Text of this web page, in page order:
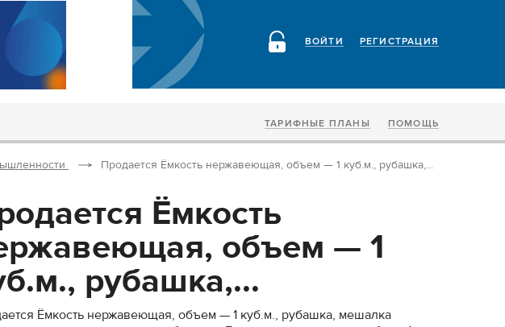
РЕГИСТРАЦИЯ
ВОЙТИ
ТАРИФНЫЕ ПЛАНЫ ПОМОЩЬ
Продается Ёмкость нержавеющая, объем — 1 куб.м., рубашка,...
Ёмкость
объем — 1
рубашка,...
Ёмкость нержавеющая, объем — 1 куб.м., рубашка, мешалка